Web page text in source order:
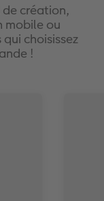
création,
mobile ou
choisissez
!